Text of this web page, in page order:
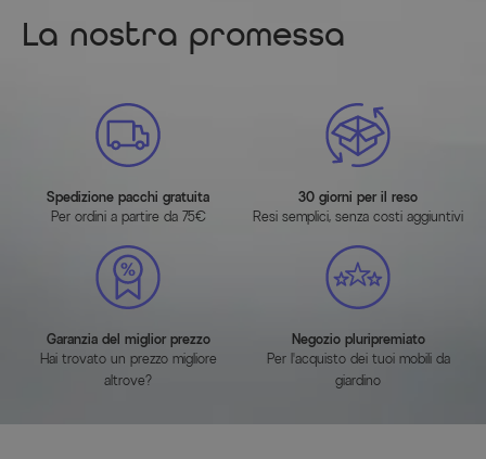
La nostra promessa
Spedizione pacchi gratuita
Per ordini a partire da 75€
30 giorni per il reso
Resi semplici, senza costi aggiuntivi
Garanzia del miglior prezzo
Hai trovato un prezzo migliore
altrove?
Negozio pluripremiato
Per l'acquisto dei tuoi mobili da
giardino